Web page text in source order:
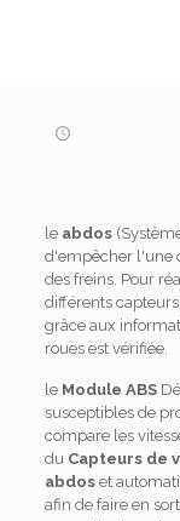
le abdos
d'empêcher l'une
des freins. Pour
différents
grâce aux
roues est vérifiée.
le Module ABS
susceptibles de
compare les
du Capteurs de
abdoset
afin de faire en